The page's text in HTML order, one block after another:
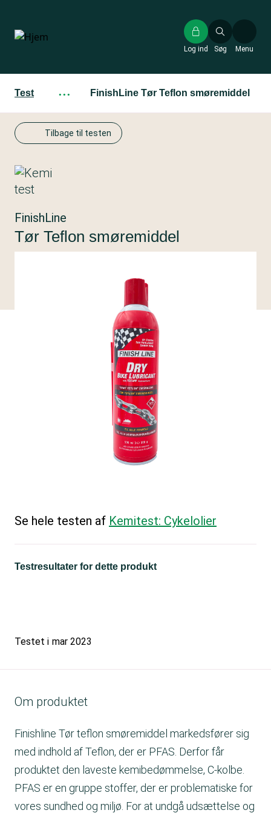
hovedindhold
Søg
Log ind Menu
Test ··· FinishLine Tør Teflon smøremiddel
Tilbage til testen
FinishLine
Tør Teflon smøremiddel
Se hele testen af Kemitest: Cykelolier
Testresultater for dette produkt
Testet i mar 2023
Om produktet
Finishline Tør teflon smøremiddel markedsfører sig
med indhold af Teflon, der er PFAS. Derfor får
produktet den laveste kemibedømmelse, C-kolbe.
PFAS er en gruppe stoffer, der er problematiske for
vores sundhed og miljø. For at undgå udsættelse og